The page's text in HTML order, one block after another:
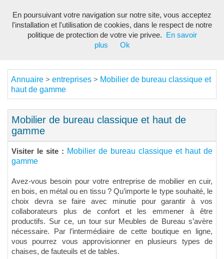
Annuaire > entreprises > Mobilier de bureau classique et
haut de gamme
Mobilier de bureau classique et haut de
gamme
Visiter le site : Mobilier de bureau classique et haut de
gamme
Avez-vous besoin pour votre entreprise de mobilier en cuir,
en bois, en métal ou en tissu ? Qu’importe le type souhaité, le
choix devra se faire avec minutie pour garantir à vos
collaborateurs plus de confort et les emmener à être
productifs. Sur ce, un tour sur Meubles de Bureau s’avère
nécessaire. Par l’intermédiaire de cette boutique en ligne,
vous pourrez vous approvisionner en plusieurs types de
chaises, de fauteuils et de tables.
En poursuivant votre navigation sur notre site, vous acceptez
l'installation et l'utilisation de cookies, dans le respect de notre
politique de protection de votre vie privee.
En savoir
plus
Ok